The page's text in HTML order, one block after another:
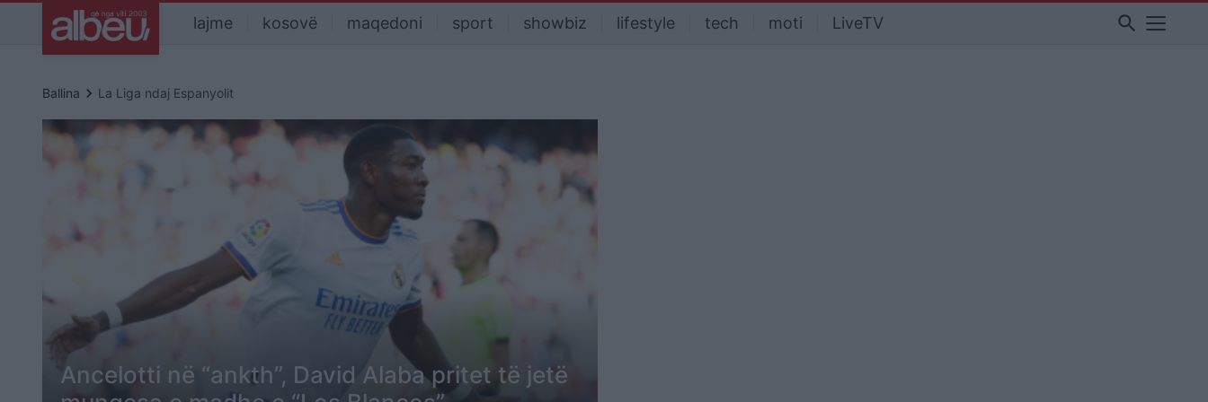
lajme kosovë maqedoni sport showbiz lifestyle tech moti LiveTV search
Ballina keyboard_arrow_right La Liga ndaj Espanyolit
Ancelotti në “ankth”, David Alaba pritet të jetë